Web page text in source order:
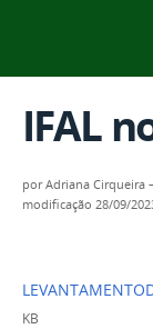
IFAL
porAdriana Cirqueira
modificação 28/09/
KB